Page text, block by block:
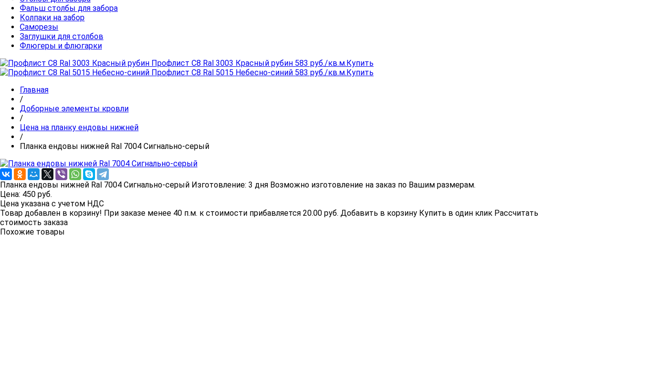
Фальш столбы для забора
Колпаки на забор
Cаморезы
Заглушки для столбов
Флюгеры и флюгарки
Профлист C8 Ral 3003 Красный рубин 583 руб./кв.м.Купить
Профлист C8 Ral 5015 Небесно-синий 583 руб./кв.м.Купить
Главная
/
Доборные элементы кровли
/
Цена на планку ендовы нижней
/
Планка ендовы нижней Ral 7004 Сигнально-серый
Планка ендовы нижней Ral 7004 Сигнально-серый Изготовление: 3 дня Возможно изготовление на заказ по Вашим размерам.
Цена: 450 руб.
Цена указана с учетом НДС
Товар добавлен в корзину! При заказе менее 40 п.м. к стоимости прибавляется 20.00 руб. Добавить в корзину Купить в один клик Рассчитать
стоимость заказа
Похожие товары